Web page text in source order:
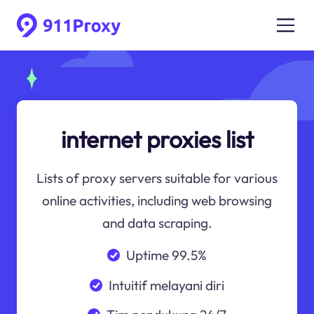
internet proxies list
Lists of proxy servers suitable for various
online activities, including web browsing
and data scraping.
Uptime 99.5%
Intuitif melayani diri